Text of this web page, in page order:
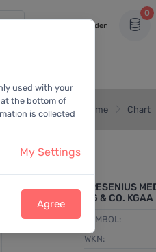
Anmelden
0
Home Chart
FRESENIUS
AG & CO. KGAA
SYMBOL:
WKN:
used with your
the bottom of
is collected
My Settings
Agree